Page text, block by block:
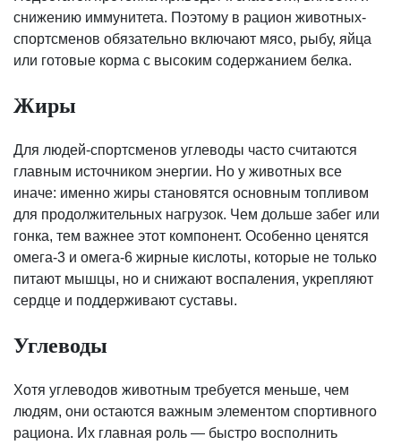
снижению иммунитета. Поэтому в рацион животных-
спортсменов обязательно включают мясо, рыбу, яйца
или готовые корма с высоким содержанием белка.
Жиры
Для людей-спортсменов углеводы часто считаются
главным источником энергии. Но у животных все
иначе: именно жиры становятся основным топливом
для продолжительных нагрузок. Чем дольше забег или
гонка, тем важнее этот компонент. Особенно ценятся
омега-3 и омега-6 жирные кислоты, которые не только
питают мышцы, но и снижают воспаления, укрепляют
сердце и поддерживают суставы.
Углеводы
Хотя углеводов животным требуется меньше, чем
людям, они остаются важным элементом спортивного
рациона. Их главная роль — быстро восполнить